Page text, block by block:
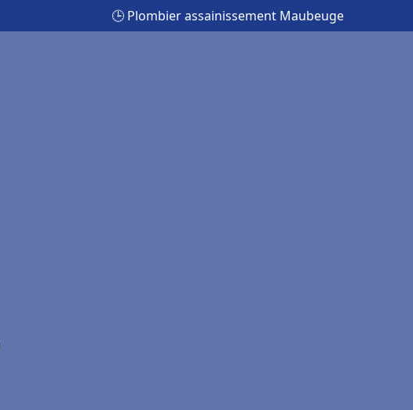
🕒 Plombier assainissement Maubeuge